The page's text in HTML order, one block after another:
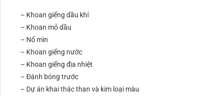
– Khoan giếng dầu khí
– Khoan mỏ dầu
– Nổ mìn
– Khoan giếng nước
– Khoan giếng địa nhiệt
– Đánh bóng trước
– Dự án khai thác than và kim loại màu